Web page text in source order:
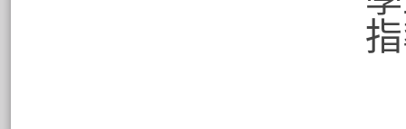
指導老